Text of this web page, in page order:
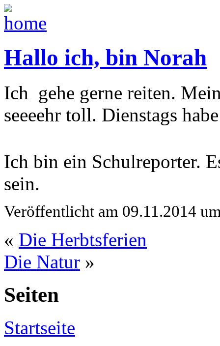
Hallo ich, bin Norah
Ich gehe gerne reiten.
seeeehr toll. Dienstags
Ich bin ein Schulreporter.
sein.
Veröffentlicht am 09.11.2014
« Die Herbtsferien
Die Natur »
Seiten
Startseite